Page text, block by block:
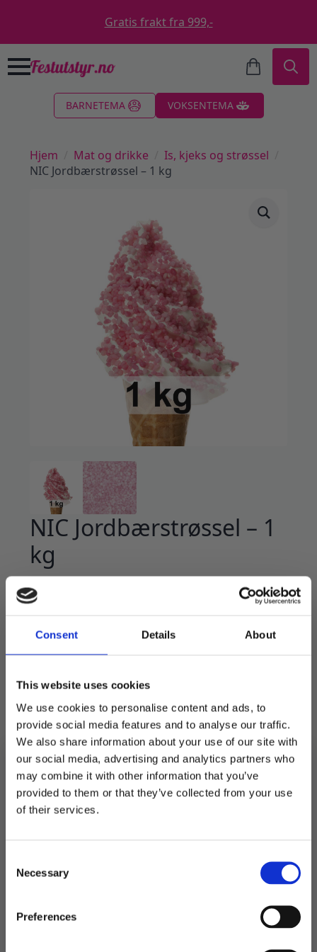
Consent Details About
This website uses cookies
We use cookies to personalise content and ads, to
provide social media features and to analyse our traffic.
We also share information about your use of our site with
our social media, advertising and analytics partners who
may combine it with other information that you’ve
provided to them or that they’ve collected from your use
of their services.
Selection
Necessary
Preferences
Gratis frakt fra 999,-
BARNETEMA VOKSENTEMA
Hjem Mat og drikke
Is, kjeks og strøssel
NIC Jordbærstrøssel – 1 kg
NIC Jordbærstrøssel – 1
kg
299
Samme type strøssel som de bruker der det
selges softis.
På lager
NIC
Jordbærstrøssel
1
kg
antall
LEGG I HANDLEKURV
Produktnummer:900630
Kategorier: Is, kjeks og strøssel ,Mat og drikke
Stikkord:Softis
Ingredienser: Sukker,
1694/405 Fett < 0.5 g hvorav mettet fett < 0.1 g
Karbohydrat 99 g hvorav sukkerarter 99 g Fiber
MELD DEG PÅ NYHETSBREVET